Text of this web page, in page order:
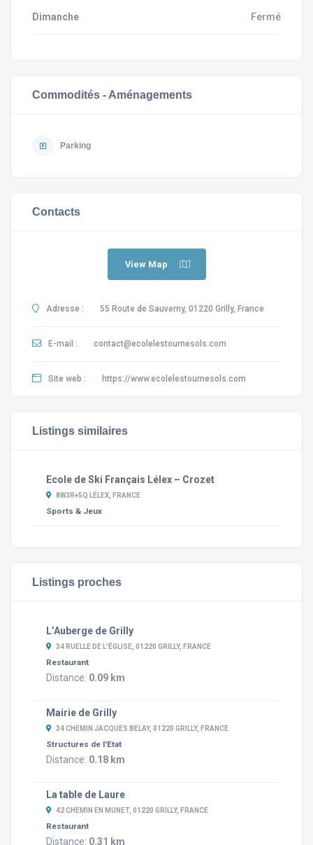
Dimanche Fermé
Commodités - Aménagements
Parking
Contacts
View Map
Adresse : 55 Route de Sauverny, 01220 Grilly, France
E-mail : contact@ecolelestournesols.com
Site web : https://www.ecolelestournesols.com
Listings similaires
Ecole de Ski Français Lélex – Crozet
8W3R+5Q LÉLEX, FRANCE
Sports & Jeux
Listings proches
L’Auberge de Grilly
34 RUELLE DE L'ÉGLISE, 01220 GRILLY, FRANCE
Restaurant
Distance: 0.09 km
Mairie de Grilly
34 CHEMIN JACQUES BELAY, 01220 GRILLY, FRANCE
Structures de l'Etat
Distance: 0.18 km
La table de Laure
42 CHEMIN EN MUNET, 01220 GRILLY, FRANCE
Restaurant
Distance: 0.31 km